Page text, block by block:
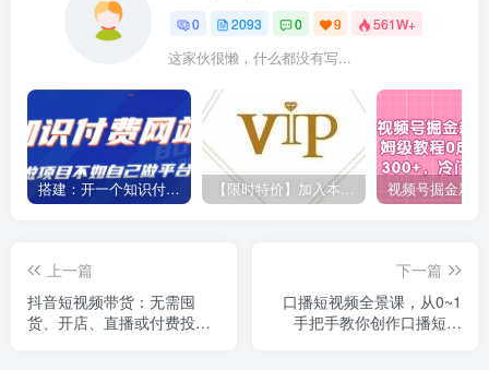
0 2093 0 9 561W+
这家伙很懒，什么都没有写...
搭建：开一个知识付费资源网站，24小时全自动赚钱！ 【限时特价】加入本站VIP会员，海量最新各大团队网赚内部教程全免费，每天持续更新！
上一篇
抖音短视频带货：无需囤
货、开店、直播或付费投
下一篇
口播短视频全景课，​从0~1
手把手教你创作口播短视